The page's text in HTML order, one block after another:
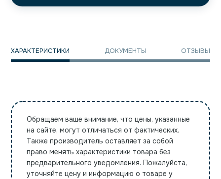
ХАРАКТЕРИСТИКИ ДОКУМЕНТЫ ОТЗЫВЫ
Обращаем ваше внимание, что цены, указанные
на сайте, могут отличаться от фактических.
Также производитель оставляет за собой
право менять характеристики товара без
предварительного уведомления. Пожалуйста,
уточняйте цену и информацию о товаре у